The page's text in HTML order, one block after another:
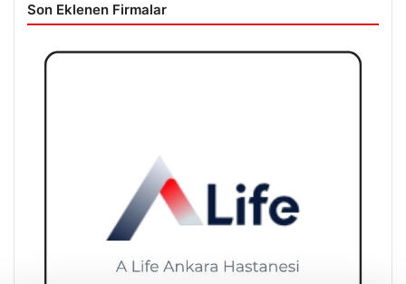
Son Eklenen Firmalar